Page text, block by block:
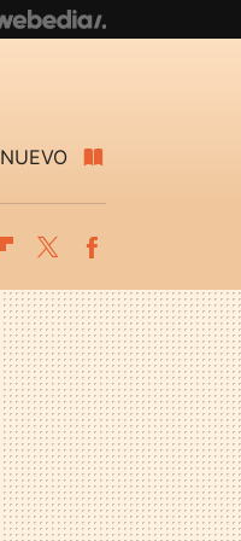
NUEVO
Flipboard
Twitter